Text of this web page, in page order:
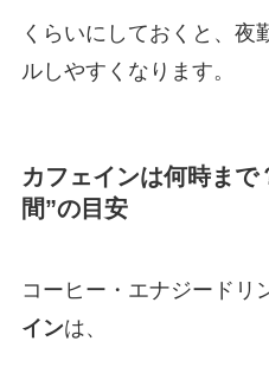
くらいにしておくと、夜
ルしやすくなります。
カフェインは何時まで
間”の目安
コーヒー・エナジードリ
インは、